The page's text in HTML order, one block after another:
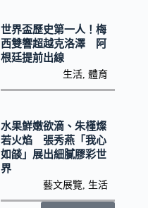
世界盃歷史第一人！梅
西雙響超越克洛澤 阿
根廷提前出線
生活 ,體育
水果鮮嫩欲滴、朱槿燦
若火焰 張秀燕「我心
如燄」展出細膩膠彩世
界
藝文展覽 生活